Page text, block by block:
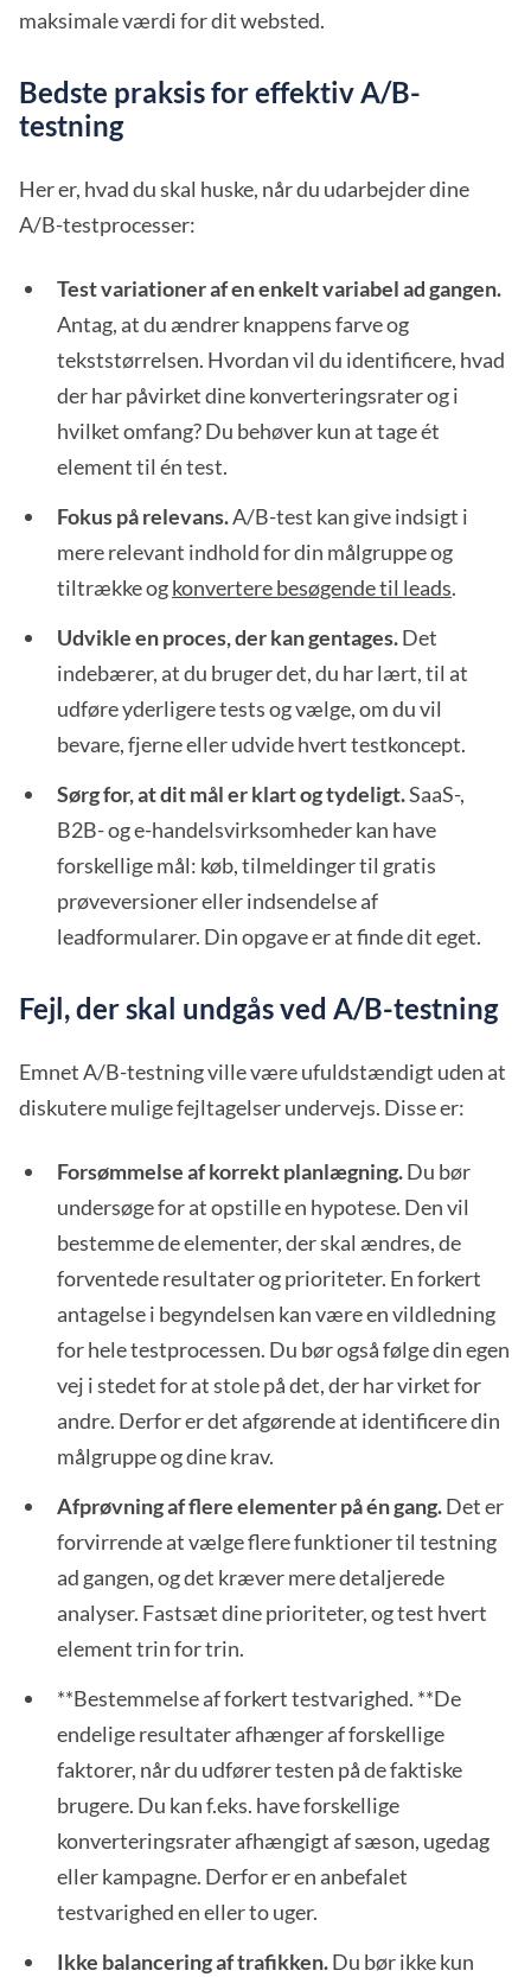
maksimale værdi for dit websted.
Bedste praksis for effektiv A/B-
testning
Her er, hvad du skal huske, når du udarbejder dine
A/B-testprocesser:
Test variationer af en enkelt variabel ad gangen.
Antag, at du ændrer knappens farve og
tekststørrelsen. Hvordan vil du identificere, hvad
der har påvirket dine konverteringsrater og i
hvilket omfang? Du behøver kun at tage ét
element til én test.
Fokus på relevans.A/B-test kan give indsigt i
mere relevant indhold for din målgruppe og
tiltrække ogkonvertere besøgende til leads.
Udvikle en proces, der kan gentages.Det
indebærer, at du bruger det, du har lært, til at
udføre yderligere tests og vælge, om du vil
bevare, fjerne eller udvide hvert testkoncept.
Sørg for, at dit mål er klart og tydeligt.SaaS-,
B2B- og e-handelsvirksomheder kan have
forskellige mål: køb, tilmeldinger til gratis
prøveversioner eller indsendelse af
leadformularer. Din opgave er at finde dit eget.
Fejl, der skal undgås ved A/B-testning
Emnet A/B-testning ville være ufuldstændigt uden at
diskutere mulige fejltagelser undervejs. Disse er:
Forsømmelse af korrekt planlægning.Du bør
undersøge for at opstille en hypotese. Den vil
bestemme de elementer, der skal ændres, de
forventede resultater og prioriteter. En forkert
antagelse i begyndelsen kan være en vildledning
for hele testprocessen. Du bør også følge din egen
vej i stedet for at stole på det, der har virket for
andre. Derfor er det afgørende at identificere din
målgruppe og dine krav.
Afprøvning af flere elementer på én gang.Det er
forvirrende at vælge flere funktioner til testning
ad gangen, og det kræver mere detaljerede
analyser. Fastsæt dine prioriteter, og test hvert
element trin for trin.
**Bestemmelse af forkert testvarighed. **De
endelige resultater afhænger af forskellige
faktorer, når du udfører testen på de faktiske
brugere. Du kan f.eks. have forskellige
konverteringsrater afhængigt af sæson, ugedag
eller kampagne. Derfor er en anbefalet
testvarighed en eller to uger.
Ikke balancering af trafikken.Du bør ikke kun